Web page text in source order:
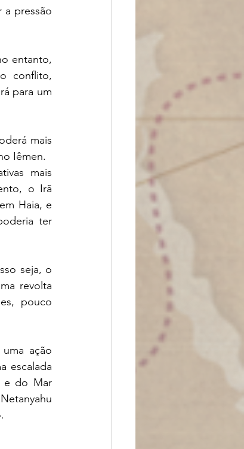
a pressão
entanto,
conflito,
para um
mais
Iêmen.
mais
o Irã
Haia, e
ter
seja, o
revolta
pouco
ação
escalada
e do Mar